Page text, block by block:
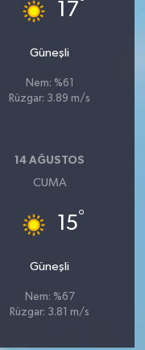
17°
Güneşli
Nem: %61
Rüzgar: 3.89 m/s
14 AĞUSTOS
CUMA
15°
Güneşli
Nem: %67
Rüzgar: 3.81 m/s